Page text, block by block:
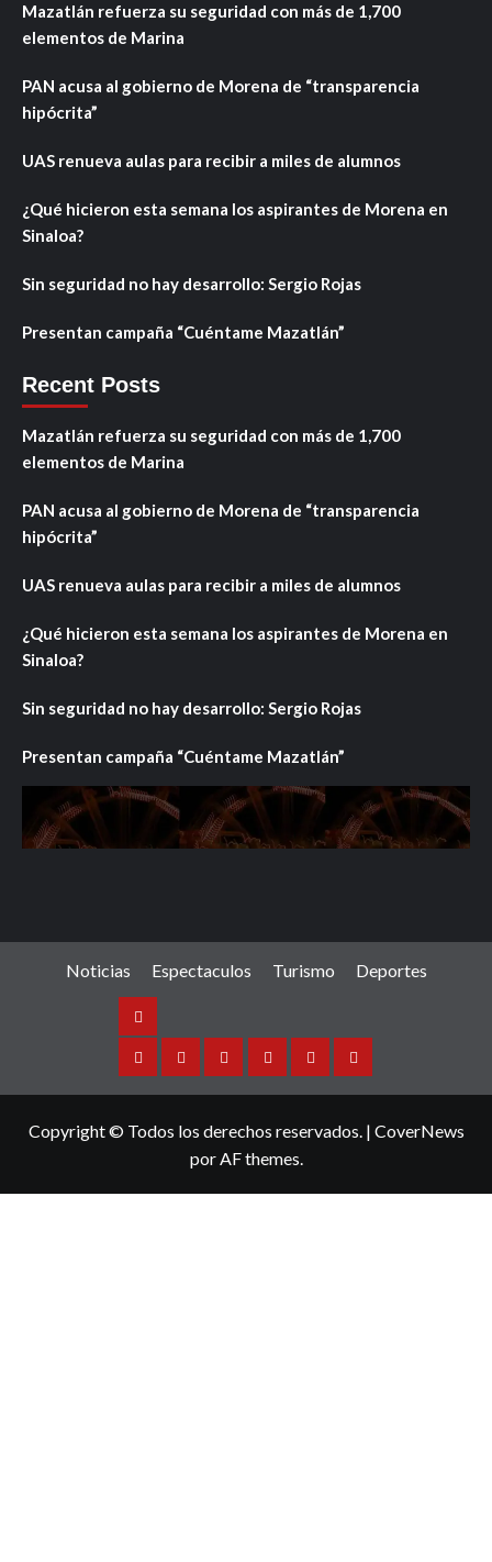
Mazatlán refuerza su seguridad con más de 1,700
elementos de Marina
PAN acusa al gobierno de Morena de “transparencia
hipócrita”
UAS renueva aulas para recibir a miles de alumnos
¿Qué hicieron esta semana los aspirantes de Morena en
Sinaloa?
Sin seguridad no hay desarrollo: Sergio Rojas
Presentan campaña “Cuéntame Mazatlán”
Recent Posts
Mazatlán refuerza su seguridad con más de 1,700
elementos de Marina
PAN acusa al gobierno de Morena de “transparencia
hipócrita”
UAS renueva aulas para recibir a miles de alumnos
¿Qué hicieron esta semana los aspirantes de Morena en
Sinaloa?
Sin seguridad no hay desarrollo: Sergio Rojas
Presentan campaña “Cuéntame Mazatlán”
Noticias Espectaculos Turismo Deportes
Noticias
SinaloaNacionalInternacionalEspectaculos
TurismoDeportes
Copyright © Todos los derechos reservados. | CoverNews
por AF themes.